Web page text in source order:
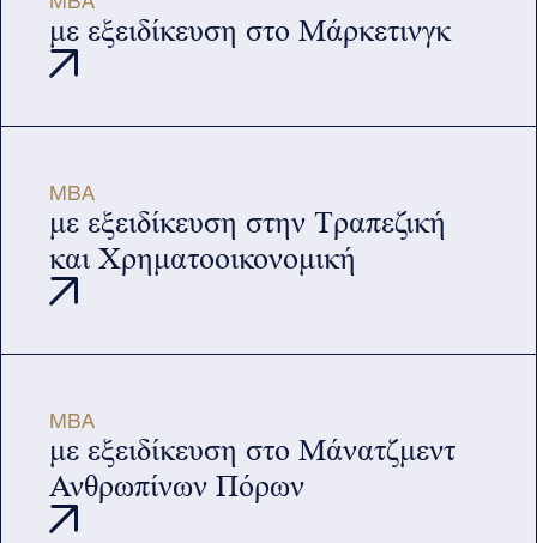
με εξειδίκευση στο Μάρκετινγκ
MBA
με εξειδίκευση στην Τραπεζική
και Χρηματοοικονομική
MBA
με εξειδίκευση στο Μάνατζμεντ
Ανθρωπίνων Πόρων